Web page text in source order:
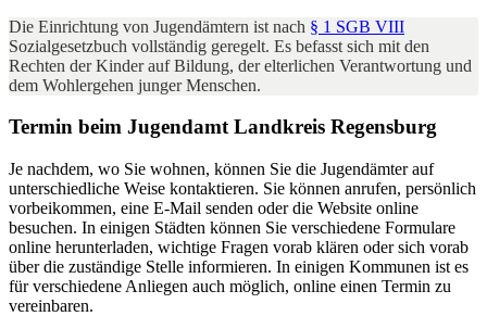
Die Einrichtung von Jugendämtern ist nach § 1 SGB VIII
Sozialgesetzbuch vollständig geregelt. Es befasst sich mit den
Rechten der Kinder auf Bildung, der elterlichen Verantwortung und
dem Wohlergehen junger Menschen.
Termin beim Jugendamt Landkreis Regensburg
Je nachdem, wo Sie wohnen, können Sie die Jugendämter auf
unterschiedliche Weise kontaktieren. Sie können anrufen, persönlich
vorbeikommen, eine E-Mail senden oder die Website online
besuchen. In einigen Städten können Sie verschiedene Formulare
online herunterladen, wichtige Fragen vorab klären oder sich vorab
über die zuständige Stelle informieren. In einigen Kommunen ist es
für verschiedene Anliegen auch möglich, online einen Termin zu
vereinbaren.